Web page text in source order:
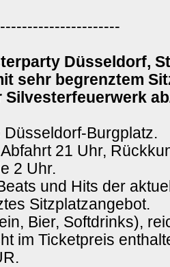
Düsseldorf,
sehr begrenztem
Silvesterfeuerwerk
Burgplatz.
21 Uhr,
2 Uhr.
und Hits der
Sitzplatzangebot.
Bier, Softdrinks),
im Ticketpreis